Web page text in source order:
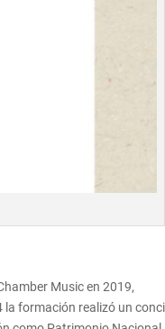
Music en 2019,
la formación realizó un